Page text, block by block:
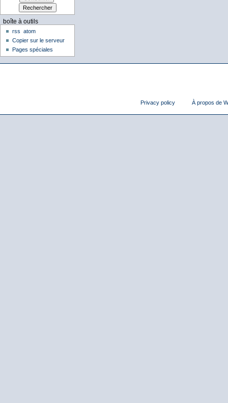
boîte à outils
rss
atom
Copier sur le serveur
Pages spéciales
Privacy policy À propos de